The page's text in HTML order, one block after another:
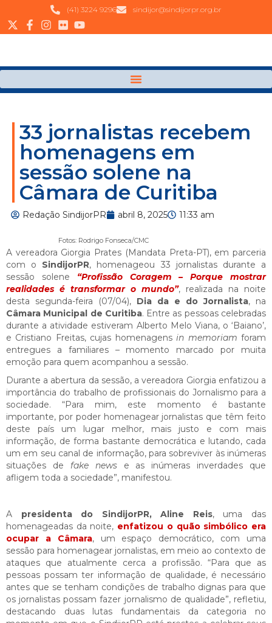
(41) 3224 9296 sindijor@sindijorpr.org.br
33 jornalistas recebem
homenagens em
sessão solene na
Câmara de Curitiba
Redação SindijorPR abril 8, 2025 11:33 am
Fotos: Rodrigo Fonseca/CMC
A vereadora Giorgia Prates (Mandata Preta-PT), em parceria
com o SindijorPR, homenageou 33 jornalistas durante a
sessão solene “Profissão Coragem – Porque mostrar
realidades é transformar o mundo”, realizada na noite
desta segunda-feira (07/04), Dia da e do Jornalista, na
Câmara Municipal de Curitiba. Entre as pessoas celebradas
durante a atividade estiveram Alberto Melo Viana, o ‘Baiano’,
e Cristiano Freitas, cujas homenagensin memoriam foram
entregues a familiares – momento marcado por muita
emoção para quem acompanhou a sessão.
Durante a abertura da sessão, a vereadora Giorgia enfatizou a
importância do trabalho de profissionais do Jornalismo para a
sociedade. “Para mim, este momento é bastante
importante, por poder homenagear jornalistas que têm feito
deste país um lugar melhor, mais justo e com mais
informação, de forma bastante democrática e lutando, cada
um em seu canal de informação, para sobreviver às inúmeras
situações de fake newse as inúmeras inverdades que
afligem toda a sociedade”, manifestou.
A presidenta do SindijorPR, Aline Reis, uma das
homenageadas da noite, enfatizou o quão simbólico era
ocupar a Câmara, um espaço democrático, com uma
sessão para homenagear jornalistas, em meio ao contexto de
ataques que atualmente cerca a profissão. “Para que as
pessoas possam ter informação de qualidade, é necessário
antes que se tenham condições de trabalho dignas para que
os jornalistas possam fazer jornalismo de qualidade”, refletiu,
destacando duas lutas fundamentais da categoria no